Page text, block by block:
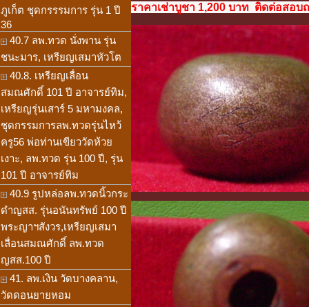
ภูเก็ต ชุดกรรรมการ รุ่น 1 ปี
36
40.7 ลพ.ทวด นั่งพาน รุ่น
ชนะมาร, เหรียญเสมาหัวโต
40.8. เหรียญเลื่อน
สมณศักดิ์ 101 ปี อาจารย์ทิม,
เหรียญรุ่นเสาร์ 5 มหามงคล,
ชุดกรรมการลพ.ทวดรุ่นไหว้
ครู56 พ่อท่านเขียววัดห้วย
เงาะ, ลพ.ทวด รุ่น 100 ปี, รุ่น
101 ปี อาจารย์ทิม
40.9 รูปหล่อลพ.ทวดนิ้วกระ
ดำญสส. รุ่นอนันทรัพย์ 100 ปี
พระญาฯสังวร,เหรียญเสมา
เลื่อนสมณศักดิ์ ลพ.ทวด
ญสส.100 ปี
41. ลพ.เงิน วัดบางคลาน,
วัดดอนยายหอม
ราคาเช่าบูชา 1,200 บาท ติดต่อสอบ